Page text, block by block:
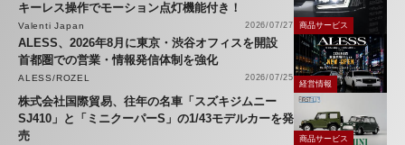
キーレス操作でモーション点灯機能付き！
Valenti Japan 2026/07/27 商品サービス
ALESS、2026年8月に東京・渋谷オフィスを開設
首都圏での営業・情報発信体制を強化
ALESS/ROZEL 2026/07/25
経営情報
株式会社国際貿易、往年の名車「スズキジムニー
SJ410」と「ミニクーパーS」の1/43モデルカーを発
売
商品サービス